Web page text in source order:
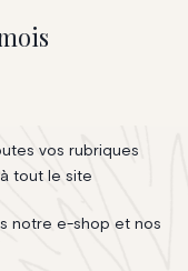
vos rubriques
tout le site
notre e-shop et nos